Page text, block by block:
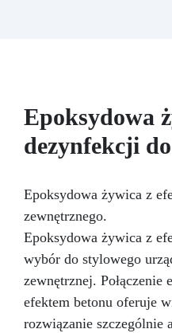
Epoksydowa
dezynfekcji
Epoksydowa żywica z
zewnętrznego.
Epoksydowa żywica z
wybór do stylowego
zewnętrznej.
efektem betonu oferuje
rozwiązanie szczególnie